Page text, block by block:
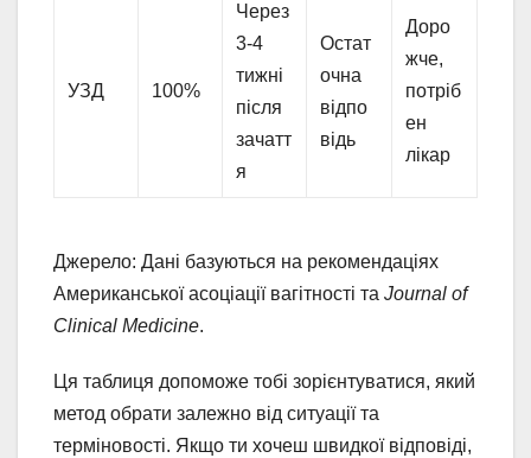
УЗД 100%
Через
3-4
тижні
після
зачатт
я
Остат
очна
відпо
відь
Доро
жче,
потріб
ен
лікар
Джерело: Дані базуються на рекомендаціях
Американської асоціації вагітності та Journal of
Clinical Medicine.
Ця таблиця допоможе тобі зорієнтуватися, який
метод обрати залежно від ситуації та
терміновості. Якщо ти хочеш швидкої відповіді,